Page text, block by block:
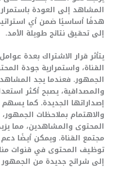
المشاهد إلى العودة
هدفًا أساسيًا ضمن أي
إلى تحقيق نتائج طويلة الأمد.
يتأثر قرار الاشتراك بعدة
القناة، واستمرارية جودة
الجمهور. فعندما يجد
والمصداقية، يصبح أكثر
إصداراتها الجديدة. كما يسهم
والاهتمام بملاحظات
المحتوى والمشاهدين، مما
مجتمع القناة. ويمكن أيضًا دعم
توظيف المحتوى في قنوات
إلى شرائح جديدة من